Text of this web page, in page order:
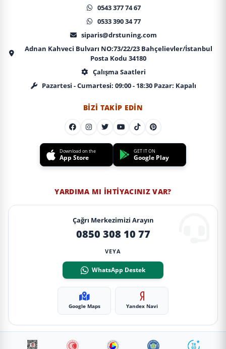
0543 377 74 67
0533 390 34 77
siparis@drstuning.com
Adnan Kahveci Bulvarı NO:73/22/23 Bahçelievler/İstanbul
Posta Kodu 34180
Çalışma Saatleri
Pazartesi - Cumartesi: 09:00 - 18:30 Pazar: Kapalı
BIZI TAKIP EDIN
Download on the
App Store
GET IT ON
Google Play
YARDIMA MI İHTIYACINIZ VAR?
Çağrı Merkezimizi Arayın
0850 308 10 77
VEYA
WhatsApp Destek
Google Maps Yandex Navi